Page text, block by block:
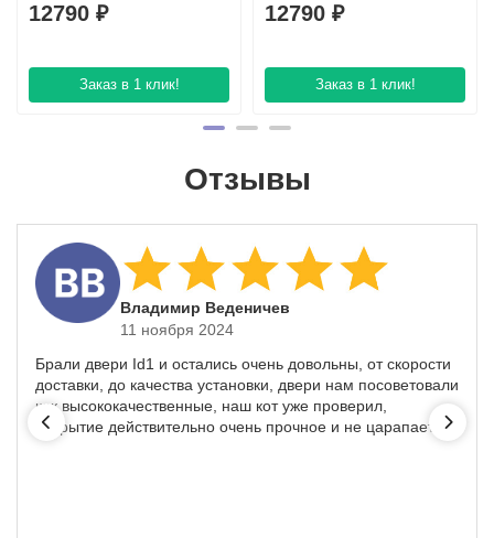
12790 ₽
Заказ в 1 клик!
12790 ₽
Заказ в 1 клик!
Отзывы
​Владимир Веденичев
11 ноября 2024
Брали двери Id1 и остались очень довольны, от скорости
доставки, до качества установки, двери нам посоветовали
как высококачественные, наш кот уже проверил,
покрытие действительно очень прочное и не царапается